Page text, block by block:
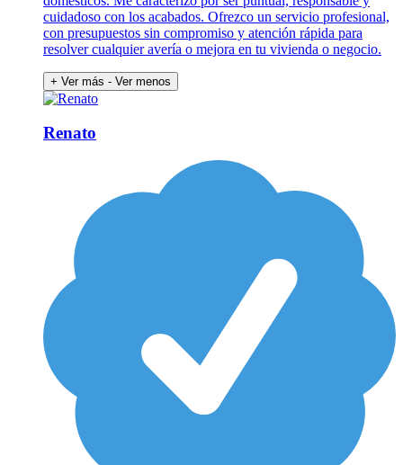
cuidadoso con los acabados. Ofrezco un servicio profesional,
con presupuestos sin compromiso y atención rápida para
resolver cualquier avería o mejora en tu vivienda o negocio.
+ Ver más - Ver menos
Renato